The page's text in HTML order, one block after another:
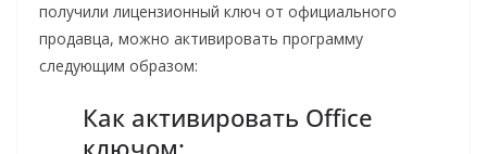
получили лицензионный ключ от официального
продавца, можно активировать программу
следующим образом:
Как активировать Office